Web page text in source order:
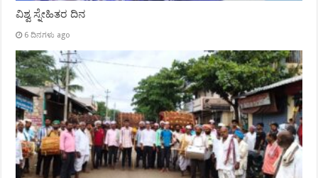
ವಿಶ್ವ ಸ್ನೇಹಿತರ ದಿನ
6 ದಿನಗಳು ago